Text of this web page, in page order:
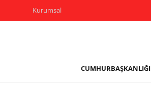
Kurumsal
CUMHURBAŞKANLIĞI